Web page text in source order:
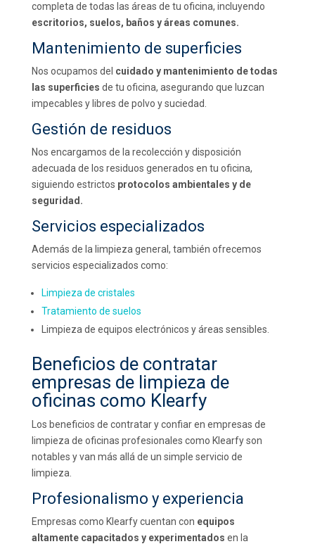
completa de todas las áreas de tu oficina, incluyendo
escritorios, suelos, baños y áreas comunes.
Mantenimiento de superficies
Nos ocupamos del cuidado y mantenimiento de todas
las superficies de tu oficina, asegurando que luzcan
impecables y libres de polvo y suciedad.
Gestión de residuos
Nos encargamos de la recolección y disposición
adecuada de los residuos generados en tu oficina,
siguiendo estrictos protocolos ambientales y de
seguridad.
Servicios especializados
Además de la limpieza general, también ofrecemos
servicios especializados como:
Limpieza de cristales
Tratamiento de suelos
Limpieza de equipos electrónicos y áreas sensibles.
Beneficios de contratar
empresas de limpieza de
oficinas como Klearfy
Los beneficios de contratar y confiar en empresas de
limpieza de oficinas profesionales como Klearfy son
notables y van más allá de un simple servicio de
limpieza.
Profesionalismo y experiencia
Empresas como Klearfy cuentan con equipos
altamente capacitados y experimentados en la